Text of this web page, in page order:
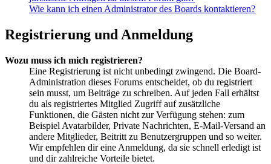
Wie kann ich einen Administrator des Boards kontaktieren?
Registrierung und Anmeldung
Wozu muss ich mich registrieren?
Eine Registrierung ist nicht unbedingt zwingend. Die Board-
Administration dieses Forums entscheidet, ob du registriert
sein musst, um Beiträge zu schreiben. Auf jeden Fall erhältst
du als registriertes Mitglied Zugriff auf zusätzliche
Funktionen, die Gästen nicht zur Verfügung stehen: zum
Beispiel Avatarbilder, Private Nachrichten, E-Mail-Versand an
andere Mitglieder, Beitritt zu Benutzergruppen und so weiter.
Wir empfehlen dir eine Anmeldung, da sie schnell erledigt ist
und dir zahlreiche Vorteile bietet.